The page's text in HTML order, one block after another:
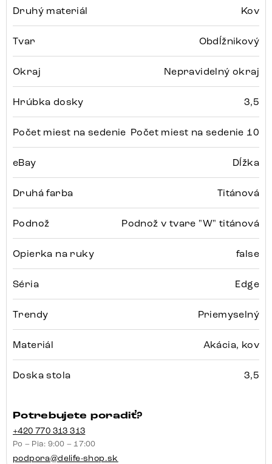
Druhý materiál Kov
Tvar Obdĺžnikový
Okraj Nepravidelný okraj
Hrúbka dosky 3,5
Počet miest na sedenie Počet miest na sedenie 10
eBay Dĺžka
Druhá farba Titánová
Podnož Podnož v tvare "W" titánová
Opierka na ruky false
Séria Edge
Trendy Priemyselný
Materiál Akácia, kov
Doska stola 3,5
Potrebujete poradiť?
+420 770 313 313
Po – Pia: 9:00 – 17:00
podpora@delife-shop.sk